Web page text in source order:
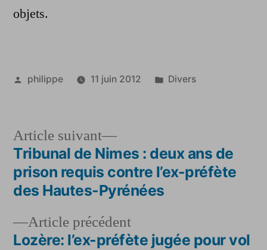
objets.
Publié
philippe 11 juin 2012
Publié
Divers
Navigation
de
l’article
Article précédentArticle
précédent :
Lozère: l’ex-préfète jugée pour vol
Article suivant
Article
suivant :
Tribunal de Nimes : deux ans de
prison requis contre l’ex-préfète
des Hautes-Pyrénées